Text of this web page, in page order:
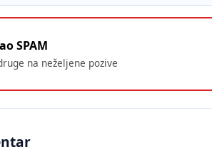
SPAM
na neželjene pozive